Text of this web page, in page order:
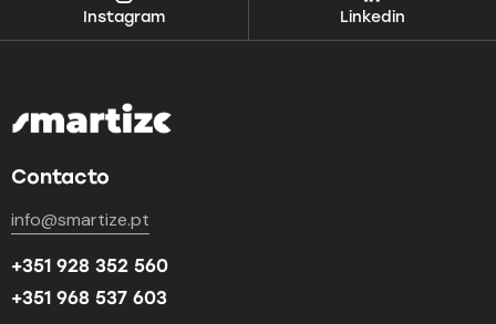
Instagram Linkedin
Contacto
info@smartize.pt
+351 928 352 560
+351 968 537 603